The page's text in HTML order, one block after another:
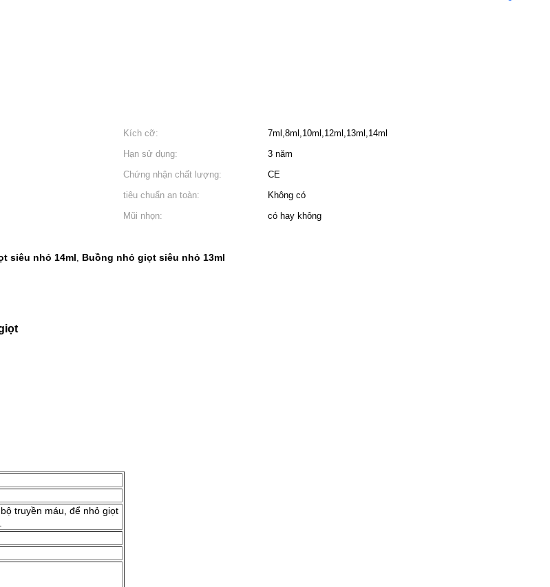
Kích cỡ:
7ml,8ml,10ml,12ml,13ml,14ml
Hạn sử dụng:
3 năm
Chứng nhận chất lượng:
CE
tiêu chuẩn an toàn:
Không có
Mũi nhọn:
có hay không
siêu nhỏ 14ml, Buồng nhỏ giọt siêu nhỏ 13ml
truyền máu, để nhỏ giọt